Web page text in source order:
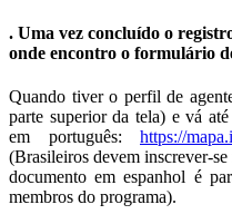
. Uma vez concluído o
onde encontro o formulário
Quando tiver o perfil de
parte superior da tela) e vá
em português: https://
(Brasileiros devem inscrever-
documento em espanhol é
membros do programa).